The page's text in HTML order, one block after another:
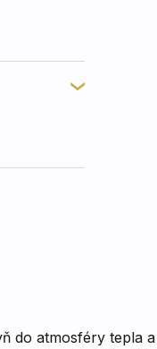
do atmosféry tepla